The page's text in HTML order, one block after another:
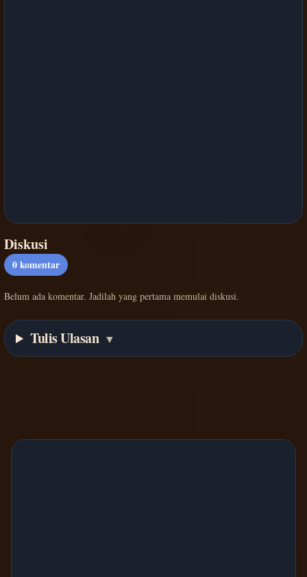
Diskusi
0komentar
Belum ada komentar. Jadilah yang pertama memulai diskusi.
Tulis Ulasan ▼